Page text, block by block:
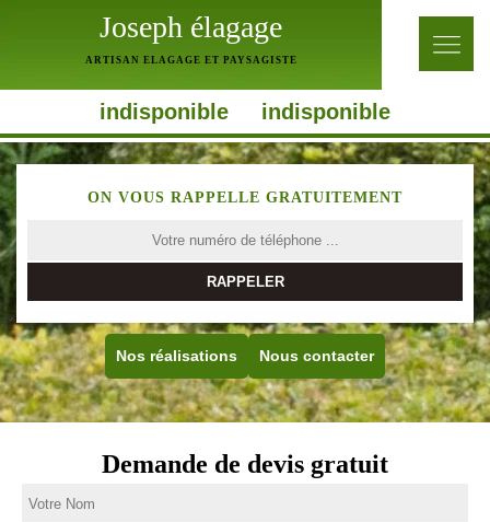
Joseph élagage
ARTISAN ELAGAGE ET PAYSAGISTE
indisponible indisponible
ON VOUS RAPPELLE GRATUITEMENT
Nos réalisations Nous contacter
Demande de devis gratuit